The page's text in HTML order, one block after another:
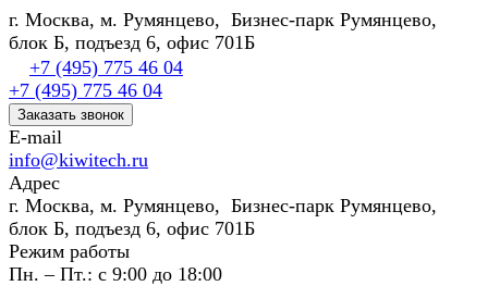
г. Москва, м. Румянцево, Бизнес-парк Румянцево,
блок Б, подъезд 6, офис 701Б
+7 (495) 775 46 04
+7 (495) 775 46 04
Заказать звонок
E-mail
info@kiwitech.ru
Адрес
г. Москва, м. Румянцево, Бизнес-парк Румянцево,
блок Б, подъезд 6, офис 701Б
Режим работы
Пн. – Пт.: с 9:00 до 18:00